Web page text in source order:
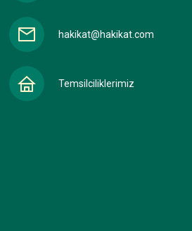
hakikat@hakikat.com
Temsilciliklerimiz